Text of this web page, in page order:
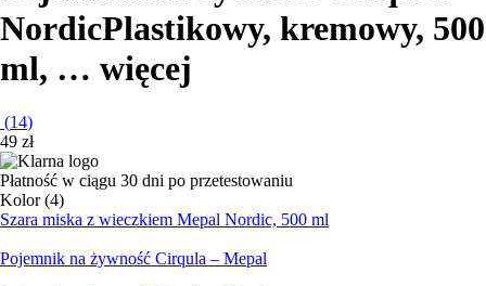
NordicPlastikowy, kremowy, 500
ml, … więcej
(14)
49 zł
Płatność w ciągu 30 dni po przetestowaniu
Kolor (4)
Szara miska z wieczkiem Mepal Nordic, 500 ml
Pojemnik na żywność Cirqula – Mepal